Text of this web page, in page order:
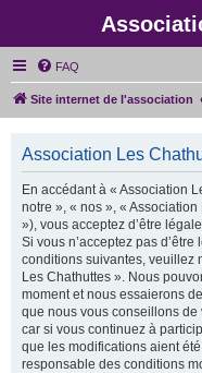
FAQ
Site internet de l'association
Association Les
En accédant à « Association
notre », « nos », «
»), vous acceptez d’être
Si vous n’acceptez pas
conditions suivantes, veuillez
Les Chathuttes ». Nous
moment et nous essaierons
que nous vous conseillons
car si vous continuez à
que les modifications aient
responsable des conditions